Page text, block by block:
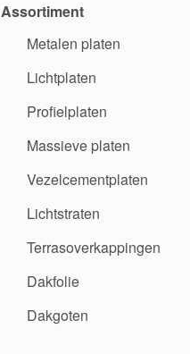
Assortiment
Metalen platen
Lichtplaten
Profielplaten
Massieve platen
Vezelcementplaten
Lichtstraten
Terrasoverkappingen
Dakfolie
Dakgoten